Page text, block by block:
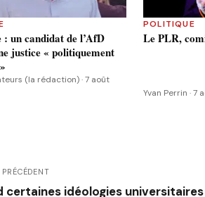
un candidat de l’AfD
justice « politiquement
(la rédaction) · 7 août
POLITIQUE
Le PLR,
Yvan Perrin · 7
certaines idéologies universitaires